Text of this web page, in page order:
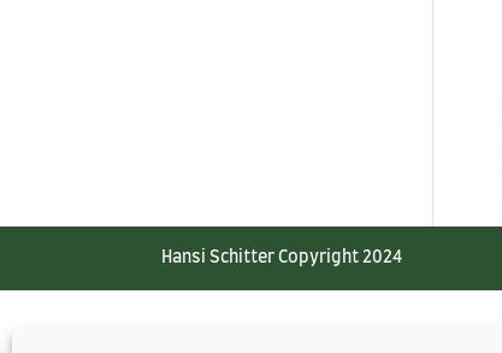
Hansi Schitter Copyright 2024